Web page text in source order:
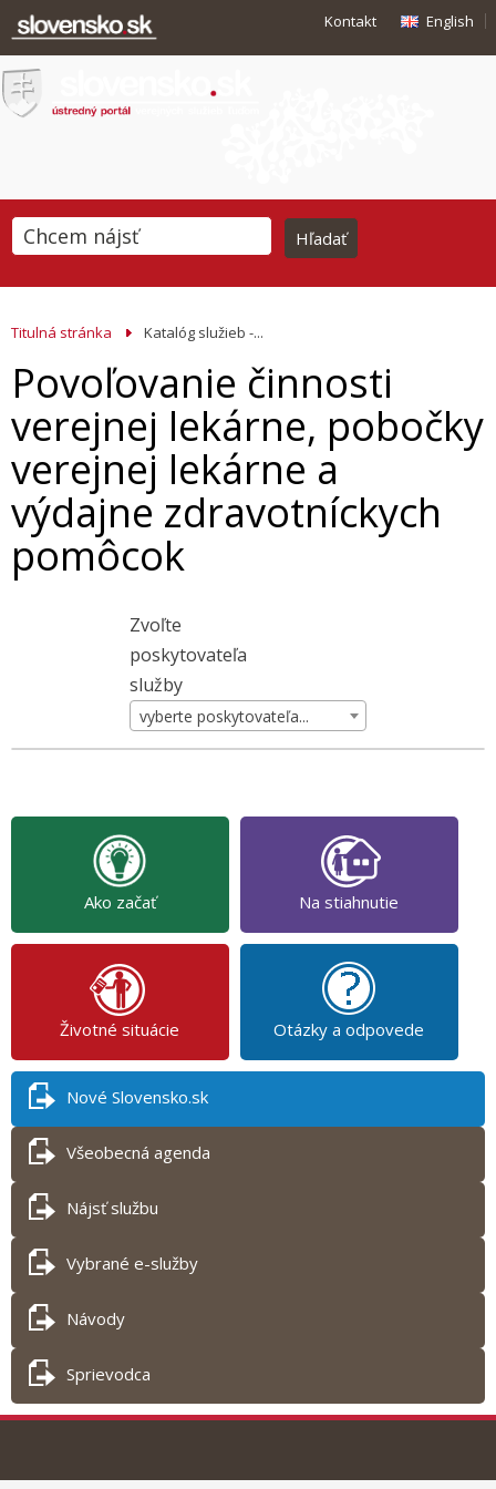
Kontakt English
Titulná stránka Katalóg služieb -...
Povoľovanie činnosti
verejnej lekárne, pobočky
verejnej lekárne a
výdajne zdravotníckych
pomôcok
Zvoľte
poskytovateľa
služby
vyberte poskytovateľa...
Ako začať Na stiahnutie
Životné situácie Otázky a odpovede
Nové Slovensko.sk
Všeobecná agenda
Nájsť službu
Vybrané e-služby
Návody
Sprievodca
Tlač obsahu